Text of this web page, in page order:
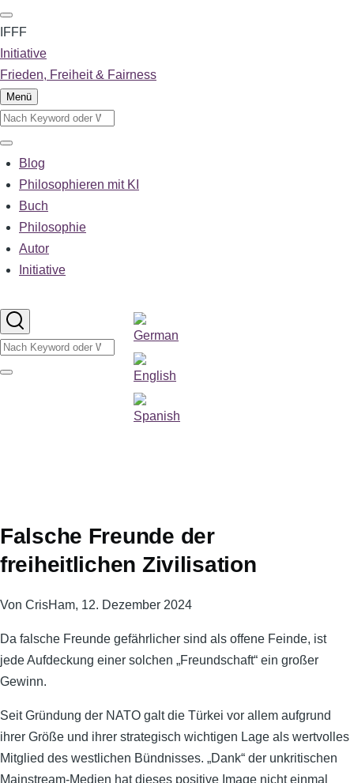
Direkt
zum
Inhalt
IFFF
Initiative
Frieden, Freiheit & Fairness
Menü
Suche
Suche
Main
navigation
Blog
Philosophieren mit KI
Buch
Philosophie
Autor
Initiative
Suche
Suche
Sprachumschalter
Falsche Freunde der
freiheitlichen Zivilisation
Von CrisHam, 12. Dezember 2024
Da falsche Freunde gefährlicher sind als offene Feinde, ist
jede Aufdeckung einer solchen „Freundschaft“ ein großer
Gewinn.
Seit Gründung der NATO galt die Türkei vor allem aufgrund
ihrer Größe und ihrer strategisch wichtigen Lage als wertvolles
Mitglied des westlichen Bündnisses. „Dank“ der unkritischen
Mainstream-Medien hat dieses positive Image nicht einmal